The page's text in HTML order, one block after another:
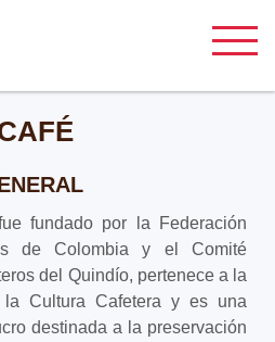
fundado por la Federación
de Colombia y el Comité
del Quindío, pertenece a la
la Cultura Cafetera y es una
destinada a la preservación